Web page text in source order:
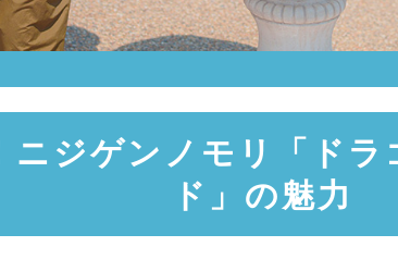
ニジゲンノモリ「ド
ド」の魅力